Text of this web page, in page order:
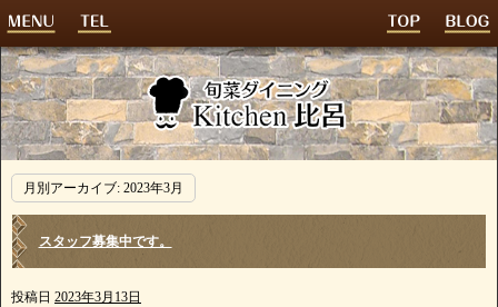
月別アーカイブ: 2023年3月
スタッフ募集中です。
投稿日 2023年3月13日